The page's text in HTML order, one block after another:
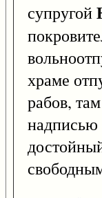
супругой
храме
рабов,
надписью